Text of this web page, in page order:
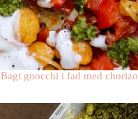
Bagt gnocchi i fad med chorizo